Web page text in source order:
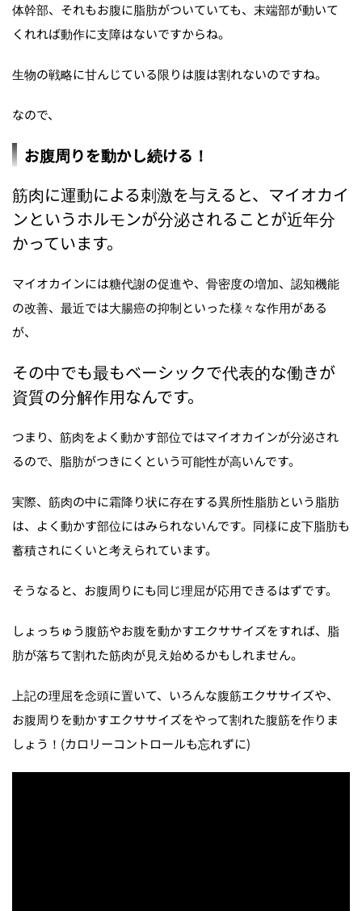
体幹部、それもお腹に脂肪がついていても、末端部が動いて
くれれば動作に支障はないですからね。
生物の戦略に甘んじている限りは腹は割れないのですね。
なので、
お腹周りを動かし続ける！
筋肉に運動による刺激を与えると、マイオカイ
ンというホルモンが分泌されることが近年分
かっています。
マイオカインには糖代謝の促進や、骨密度の増加、認知機能
の改善、最近では大腸癌の抑制といった様々な作用がある
が、
その中でも最もベーシックで代表的な働きが
資質の分解作用なんです。
つまり、筋肉をよく動かす部位ではマイオカインが分泌され
るので、脂肪がつきにくという可能性が高いんです。
実際、筋肉の中に霜降り状に存在する異所性脂肪という脂肪
は、よく動かす部位にはみられないんです。同様に皮下脂肪も
蓄積されにくいと考えられています。
そうなると、お腹周りにも同じ理屈が応用できるはずです。
しょっちゅう腹筋やお腹を動かすエクササイズをすれば、脂
肪が落ちて割れた筋肉が見え始めるかもしれません。
上記の理屈を念頭に置いて、いろんな腹筋エクササイズや、
お腹周りを動かすエクササイズをやって割れた腹筋を作りま
しょう！(カロリーコントロールも忘れずに)